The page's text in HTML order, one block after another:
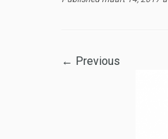
← Previous